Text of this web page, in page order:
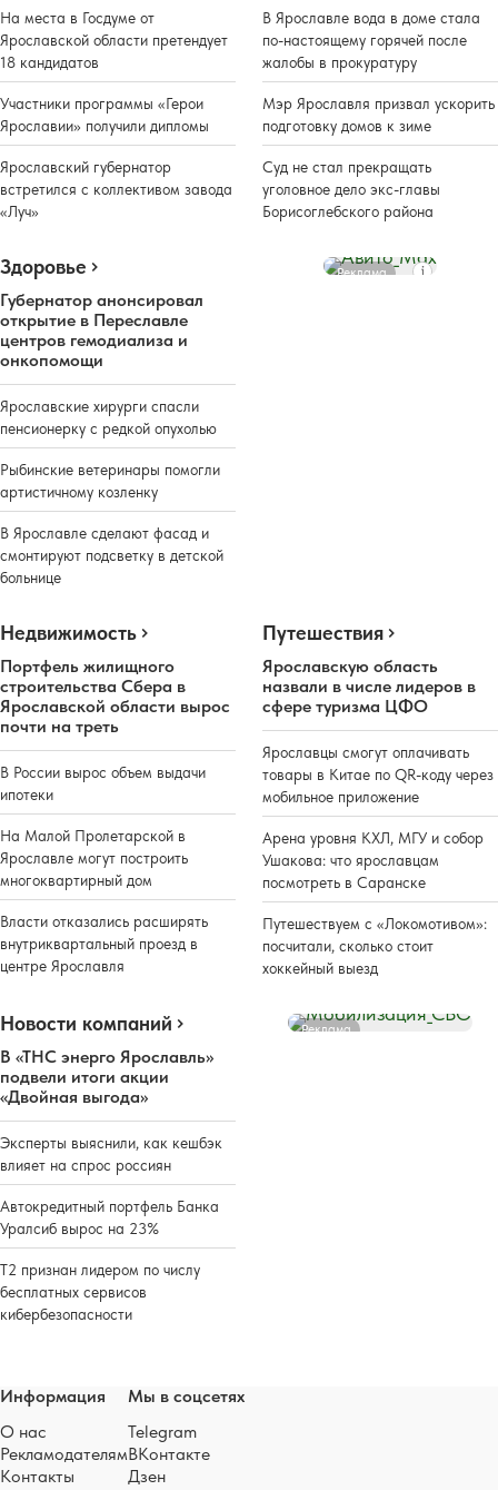
На места в Госдуме от
Ярославской области претендует
18 кандидатов
Участники программы «Герои
Ярославии» получили дипломы
Ярославский губернатор
встретился с коллективом завода
«Луч»
В Ярославле вода в доме стала
по-настоящему горячей после
жалобы в прокуратуру
Мэр Ярославля призвал ускорить
подготовку домов к зиме
Суд не стал прекращать
уголовное дело экс-главы
Борисоглебского района
Здоровье
Губернатор анонсировал
открытие в Переславле
центров гемодиализа и
онкопомощи
Ярославские хирурги спасли
пенсионерку с редкой опухолью
Рыбинские ветеринары помогли
артистичному козленку
В Ярославле сделают фасад и
смонтируют подсветку в детской
больнице
Реклама
Недвижимость
Портфель жилищного
строительства Сбера в
Ярославской области вырос
почти на треть
В России вырос объем выдачи
ипотеки
На Малой Пролетарской в
Ярославле могут построить
многоквартирный дом
Власти отказались расширять
внутриквартальный проезд в
центре Ярославля
Путешествия
Ярославскую область
назвали в числе лидеров в
сфере туризма ЦФО
Ярославцы смогут оплачивать
товары в Китае по QR-коду через
мобильное приложение
Арена уровня КХЛ, МГУ и собор
Ушакова: что ярославцам
посмотреть в Саранске
Путешествуем с «Локомотивом»:
посчитали, сколько стоит
хоккейный выезд
Новости компаний
В «ТНС энерго Ярославль»
подвели итоги акции
«Двойная выгода»
Эксперты выяснили, как кешбэк
влияет на спрос россиян
Автокредитный портфель Банка
Уралсиб вырос на 23%
Т2 признан лидером по числу
бесплатных сервисов
кибербезопасности
Реклама
Информация
О нас
Рекламодателям
Контакты
Мы в соцсетях
Telegram
ВКонтакте
Дзен